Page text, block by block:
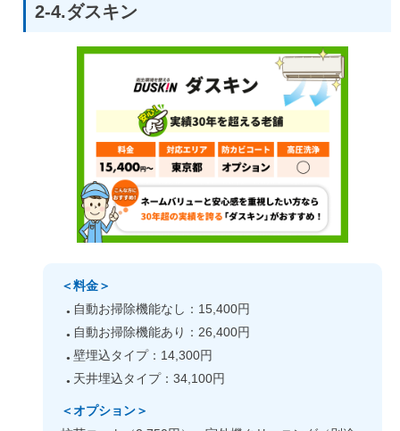
2-4.ダスキン
＜料金＞
自動お掃除機能なし：15,400円
自動お掃除機能あり：26,400円
壁埋込タイプ：14,300円
天井埋込タイプ：34,100円
＜オプション＞